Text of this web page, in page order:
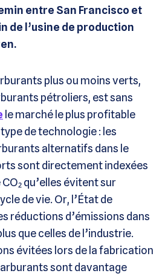
entre San Francisco et
de l’usine de production
plus ou moins verts,
pétroliers, est sans
le marché le plus profitable
de technologie : les
alternatifs dans le
sont directement indexées
qu’elles évitent sur
de vie. Or, l’État de
réductions d’émissions dans
que celles de l’industrie.
évitées lors de la fabrication
sont davantage